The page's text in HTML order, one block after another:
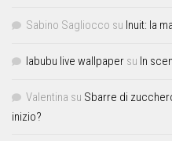
Sabino Sagliocco su Inuit: la
labubu live wallpaper su In
Valentina su Sbarre di
inizio?